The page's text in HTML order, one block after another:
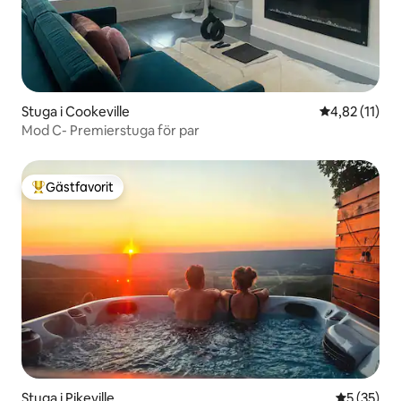
Stuga i Cookeville 4,82 av 5 i
4,82 (11)
Mod C- Premierstuga för par
Populär gästfavorit
Gästfavorit